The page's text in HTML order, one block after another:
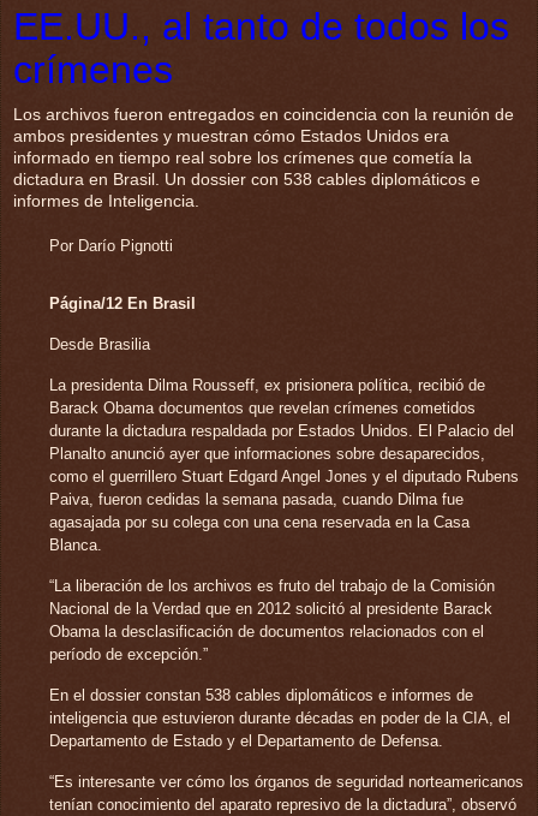
EE.UU., al tanto de todos los
crímenes
Los archivos fueron entregados en coincidencia con la reunión de
ambos presidentes y muestran cómo Estados Unidos era
informado en tiempo real sobre los crímenes que cometía la
dictadura en Brasil. Un dossier con 538 cables diplomáticos e
informes de Inteligencia.
Por Darío Pignotti
Página/12 En Brasil
Desde Brasilia
La presidenta Dilma Rousseff, ex prisionera política, recibió de
Barack Obama documentos que revelan crímenes cometidos
durante la dictadura respaldada por Estados Unidos. El Palacio del
Planalto anunció ayer que informaciones sobre desaparecidos,
como el guerrillero Stuart Edgard Angel Jones y el diputado Rubens
Paiva, fueron cedidas la semana pasada, cuando Dilma fue
agasajada por su colega con una cena reservada en la Casa
Blanca.
“La liberación de los archivos es fruto del trabajo de la Comisión
Nacional de la Verdad que en 2012 solicitó al presidente Barack
Obama la desclasificación de documentos relacionados con el
período de excepción.”
En el dossier constan 538 cables diplomáticos e informes de
inteligencia que estuvieron durante décadas en poder de la CIA, el
Departamento de Estado y el Departamento de Defensa.
“Es interesante ver cómo los órganos de seguridad norteamericanos
tenían conocimiento del aparato represivo de la dictadura”, observó